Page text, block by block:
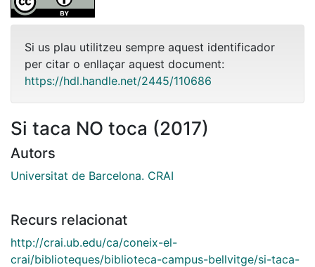
Si us plau utilitzeu sempre aquest identificador
per citar o enllaçar aquest document:
https://hdl.handle.net/2445/110686
Si taca NO toca (2017)
Autors
Universitat de Barcelona. CRAI
Recurs relacionat
http://crai.ub.edu/ca/coneix-el-
crai/biblioteques/biblioteca-campus-bellvitge/si-taca-